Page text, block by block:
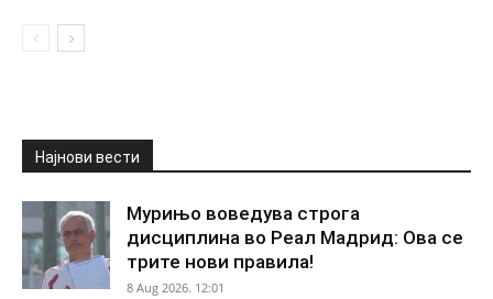
Најнови вести
Мурињо воведува строга
дисциплина во Реал Мадрид: Ова се
трите нови правила!
8 Aug 2026. 12:01